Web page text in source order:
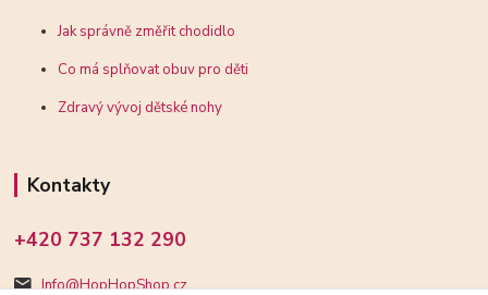
Jak správně změřit chodidlo
Co má splňovat obuv pro děti
Zdravý vývoj dětské nohy
Kontakty
+420 737 132 290
Info@HopHopShop.cz